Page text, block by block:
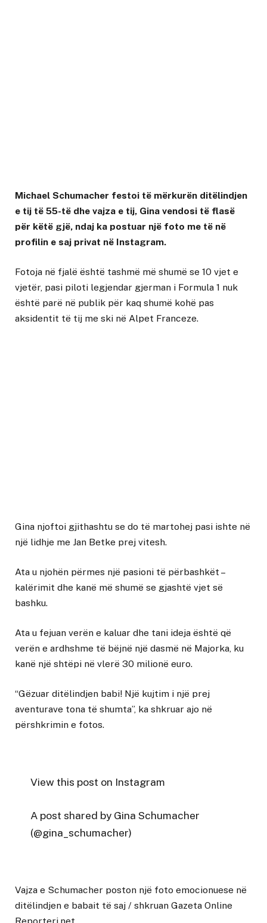
Michael Schumacher festoi të mërkurën ditëlindjen
e tij të 55-të dhe vajza e tij, Gina vendosi të flasë
për këtë gjë, ndaj ka postuar një foto me të në
profilin e saj privat në Instagram.
Fotoja në fjalë është tashmë më shumë se 10 vjet e
vjetër, pasi piloti legjendar gjerman i Formula 1 nuk
është parë në publik për kaq shumë kohë pas
aksidentit të tij me ski në Alpet Franceze.
Gina njoftoi gjithashtu se do të martohej pasi ishte në
një lidhje me Jan Betke prej vitesh.
Ata u njohën përmes një pasioni të përbashkët –
kalërimit dhe kanë më shumë se gjashtë vjet së
bashku.
Ata u fejuan verën e kaluar dhe tani ideja është që
verën e ardhshme të bëjnë një dasmë në Majorka, ku
kanë një shtëpi në vlerë 30 milionë euro.
“Gëzuar ditëlindjen babi! Një kujtim i një prej
aventurave tona të shumta”, ka shkruar ajo në
përshkrimin e fotos.
View this post on Instagram
A post shared by Gina Schumacher
(@gina_schumacher)
Vajza e Schumacher poston një foto emocionuese në
ditëlindjen e babait të saj / shkruan Gazeta Online
Reporteri.net